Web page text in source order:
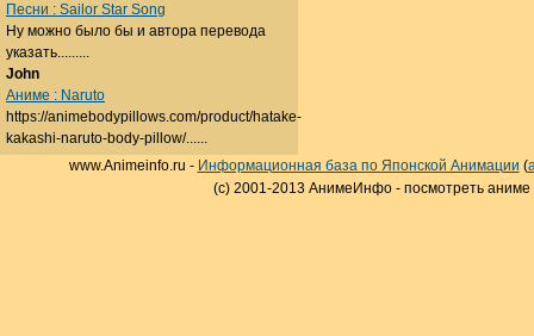
Песни : Sailor Star Song
Ну можно было бы и автора перевода
указать.........
John
Аниме : Naruto
https://animebodypillows.com/product/hatake-
kakashi-naruto-body-pillow/......
www.Animeinfo.ru - Информационная база по Японской Анимации (
(c) 2001-2013 АнимеИнфо - посмотреть аниме